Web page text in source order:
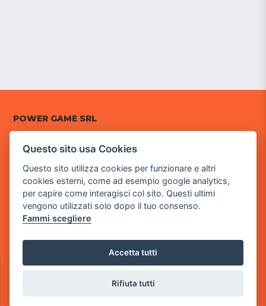
POWER GAME SRL
Sede Legale
- 25014 Castenedolo, Brescia
Sede Operativa
via Industriale, 2 - 25082 Botticino, BS
Cod. SDI: RMRCWXR
CONTATTI
Questo sito usa Cookies
Questo sito utilizza cookies per funzionare e altri
cookies esterni, come ad esempio google analytics,
per capire come interagisci col sito. Questi ultimi
vengono utilizzati solo dopo il tuo consenso.
Fammi scegliere
Accetta tutti
Rifiuta tutti